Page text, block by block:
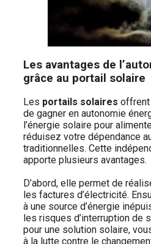
Les avantages de
grâce au portail solaire
Les portails solaires offrent
de gagner en autonomie
l’énergie solaire pour
réduisez votre dépendance
traditionnelles. Cette
apporte plusieurs avantages.
D’abord, elle permet de
les factures d’électricité.
à une source d’énergie
les risques d’interruption de
pour une solution solaire,
à la lutte contre le